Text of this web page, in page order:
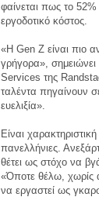
φαίνεται πως το
εργοδοτικό κόστος.
«Η Gen Z είναι πιο
γρήγορα»,
Services της
ταλέντα πηγαίνουν
ευελιξία».
Είναι
πανελλήνιες.
θέτει ως στόχο να
«Όποτε θέλω, χωρίς
να εργαστεί ως